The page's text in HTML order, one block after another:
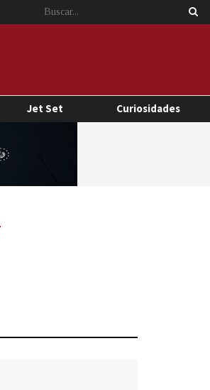
Jet Set Curiosidades